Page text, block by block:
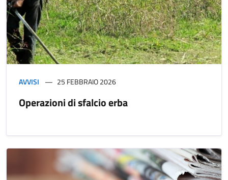
AVVISI 25 FEBBRAIO 2026
Operazioni di sfalcio erba